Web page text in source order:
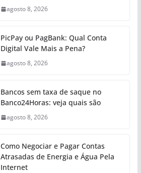
agosto 8, 2026
PicPay ou PagBank: Qual Conta
Digital Vale Mais a Pena?
agosto 8, 2026
Bancos sem taxa de saque no
Banco24Horas: veja quais são
agosto 8, 2026
Como Negociar e Pagar Contas
Atrasadas de Energia e Água Pela
Internet